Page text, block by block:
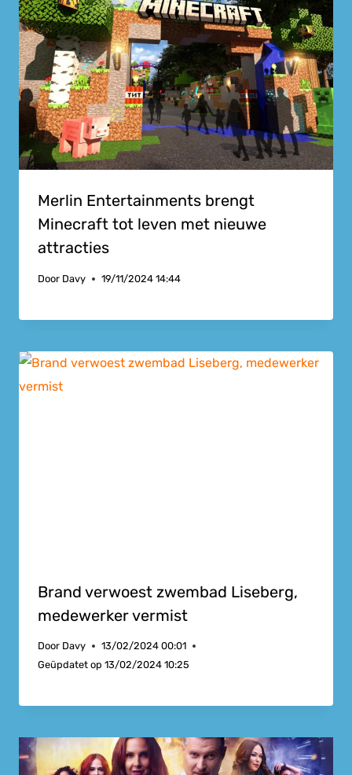
Merlin Entertainments brengt
Minecraft tot leven met nieuwe
attracties
Door Davy 19/11/2024 14:44
Brand verwoest zwembad Liseberg,
medewerker vermist
Door Davy
13/02/2024 00:01
Geüpdatet op 13/02/2024 10:25